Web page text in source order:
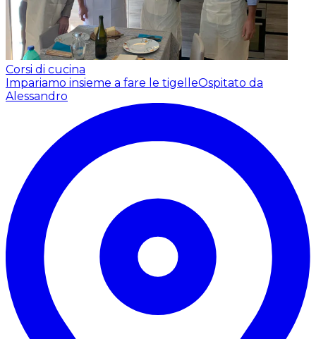
Corsi di cucina
Impariamo insieme a fare le tigelleOspitato da
Alessandro